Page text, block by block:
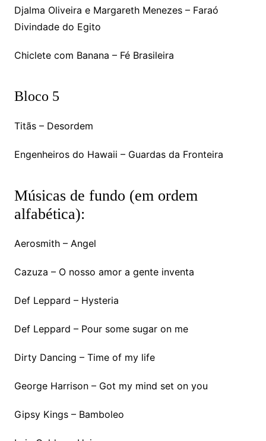
Djalma Oliveira e Margareth Menezes – Faraó
Divindade do Egito
Chiclete com Banana – Fé Brasileira
Bloco 5
Titãs – Desordem
Engenheiros do Hawaii – Guardas da Fronteira
Músicas de fundo (em ordem
alfabética):
Aerosmith – Angel
Cazuza – O nosso amor a gente inventa
Def Leppard – Hysteria
Def Leppard – Pour some sugar on me
Dirty Dancing – Time of my life
George Harrison – Got my mind set on you
Gipsy Kings – Bamboleo